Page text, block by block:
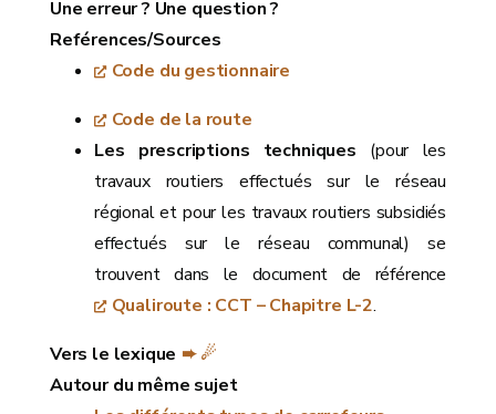
Une erreur ? Une question ?
Reférences/Sources
Code du gestionnaire
Code de la route
Les prescriptions techniques (pour les
travaux routiers effectués sur le réseau
régional et pour les travaux routiers subsidiés
effectués sur le réseau communal) se
trouvent dans le document de référence
Qualiroute : CCT – Chapitre L-2.
Vers le lexique ➨ ☄
Autour du même sujet